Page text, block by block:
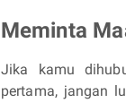
Meminta
Jika kamu
pertama, jangan